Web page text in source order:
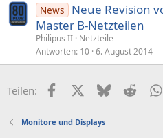
News
Neue Revision
Master B-Netzteilen
Philipus II Netzteile
Antworten 10 6. August 2014
Teilen: FacebookX (Twitter)
BlueskyReddit
Monitore und Displays